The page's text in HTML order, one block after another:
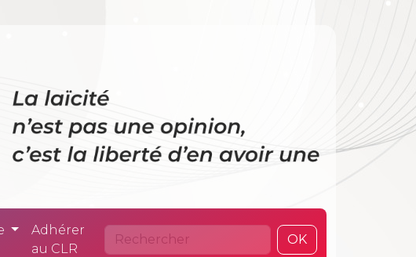
- La laïcité
Adhérer
au CLR
OK